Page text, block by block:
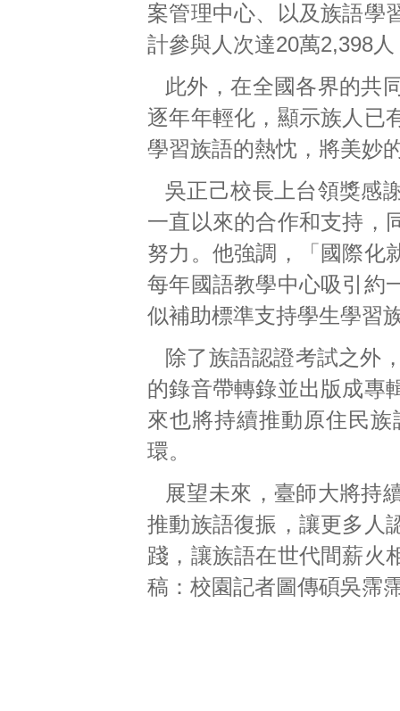
案管理中心、以及族語學
計參與人次達20萬2,398
此外，在全國各界的共
逐年年輕化，顯示族人已
學習族語的熱忱，將美妙
吳正己校長上台領獎感
一直以來的合作和支持，
努力。他強調，「國際化
每年國語教學中心吸引約
似補助標準支持學生學習
除了族語認證考試之外
的錄音帶轉錄並出版成專
來也將持續推動原住民
環。
展望未來，臺師大將持
推動族語復振，讓更多人
踐，讓族語在世代間薪火
稿：校園記者圖傳碩吳霈